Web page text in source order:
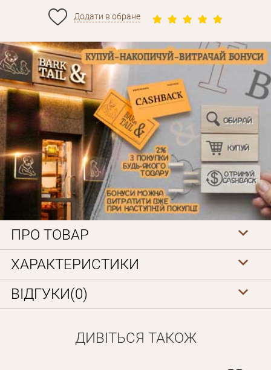
Додати в обране
ПРО ТОВАР
ХАРАКТЕРИСТИКИ
ВІДГУКИ(0)
ДИВІТЬСЯ ТАКОЖ
Особисті дані